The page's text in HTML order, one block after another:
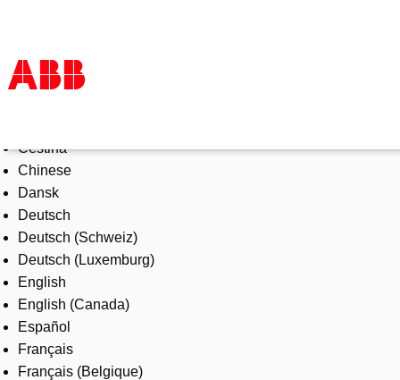
Products & Solutions
Industries
Services
About us
Where to buy
Contact us
Careers
Čeština
Chinese
Dansk
Deutsch
Deutsch (Schweiz)
Deutsch (Luxemburg)
English
English (Canada)
Español
Français
Français (Belgique)